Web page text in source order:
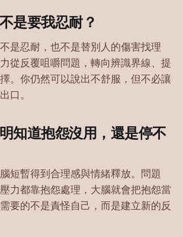
是要我忍耐？
是忍耐，也不是替別人的傷害找理
從反覆咀嚼問題，轉向辨識界線、提
。你仍然可以說出不舒服，但不必讓
口。
知道抱怨沒用，還是停不
短暫得到合理感與情緒釋放。問題
力都靠抱怨處理，大腦就會把抱怨當
要的不是責怪自己，而是建立新的反